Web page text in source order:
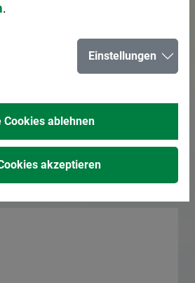
Lernnacht
in der
.
Einstellungen
Cookies ablehnen
akzeptieren